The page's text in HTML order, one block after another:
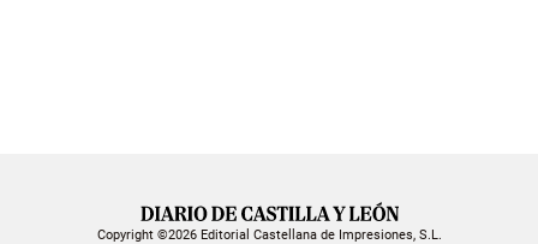
Copyright ©2026 Editorial Castellana de Impresiones, S.L.